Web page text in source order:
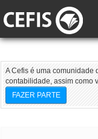
A Cefis é uma comunidade
contabilidade, assim como
FAZER PARTE